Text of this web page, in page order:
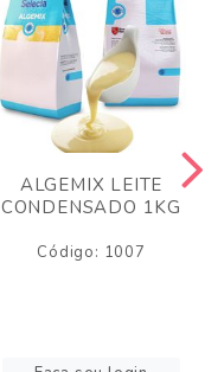
ALGEMIX LEITE
CONDENSADO 1KG
Código: 1007